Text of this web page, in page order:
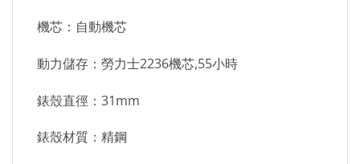
機芯：自動機芯
動力儲存：勞力士2236機芯,55小時
錶殼直徑：31mm
錶殼材質：精鋼